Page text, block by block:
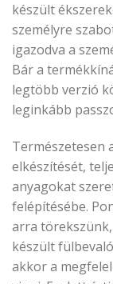
készült
személyre
igazodva a
Bár a
legtöbb verzió
leginkább
Természetesen
elkészítését,
anyagokat
felépítésébe.
arra
készült
akkor a